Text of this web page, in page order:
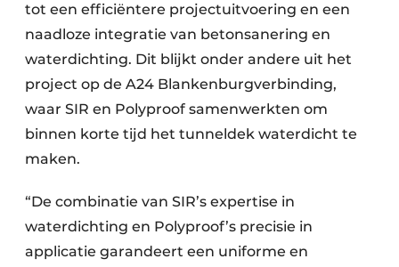
tot een efficiëntere projectuitvoering en een
naadloze integratie van betonsanering en
waterdichting. Dit blijkt onder andere uit het
project op de A24 Blankenburgverbinding,
waar SIR en Polyproof samenwerkten om
binnen korte tijd het tunneldek waterdicht te
maken.
“De combinatie van SIR’s expertise in
waterdichting en Polyproof’s precisie in
applicatie garandeert een uniforme en